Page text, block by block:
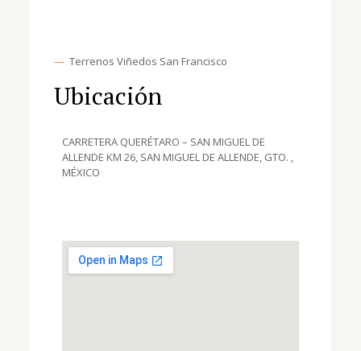
— Terrenos Viñedos San Francisco
Ubicación
CARRETERA QUERÉTARO – SAN MIGUEL DE
ALLENDE KM 26, SAN MIGUEL DE ALLENDE, GTO. ,
MÉXICO